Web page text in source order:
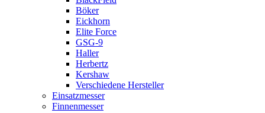
Böker
Eickhorn
Elite Force
GSG-9
Haller
Herbertz
Kershaw
Verschiedene Hersteller
Einsatzmesser
Finnenmesser